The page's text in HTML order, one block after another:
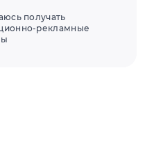
получать
рекламные